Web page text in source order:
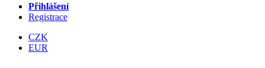
Přihlášení
Registrace
CZK
EUR